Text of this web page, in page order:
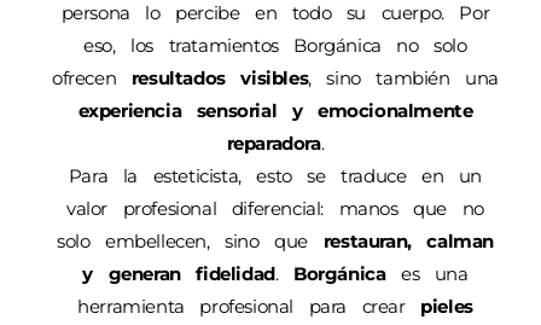
persona lo percibe en todo su cuerpo. Por
eso, los tratamientos Borgánica no solo
ofrecen resultados visibles, sino también una
experiencia sensorial y emocionalmente
reparadora.
Para la esteticista, esto se traduce en un
valor profesional diferencial: manos que no
solo embellecen, sino que restauran, calman
y generan fidelidad. Borgánicaes una
herramienta profesional para crear pieles